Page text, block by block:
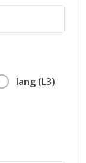
lang (L3)